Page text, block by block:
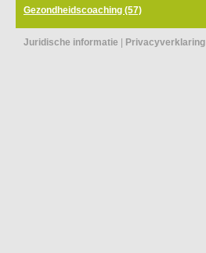
Gezondheidscoaching (57)
Juridische informatie | Privacyverklaring